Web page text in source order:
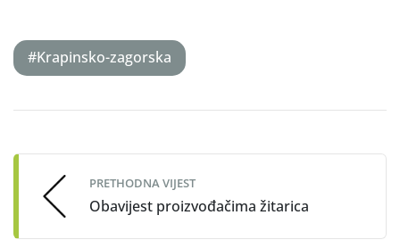
#Krapinsko-zagorska
navigation
PRETHODNA VIJEST
Obavijest proizvođačima žitarica